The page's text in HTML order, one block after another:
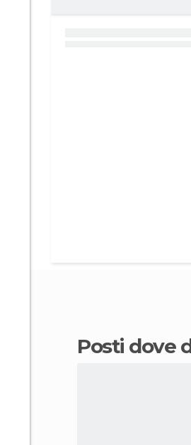
Posti dove